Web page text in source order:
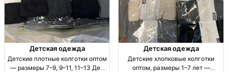
Детская одежда
Детские плотные колготки оптом
— размеры 7–9, 9–11, 11–13 Дет.
Детская одежда
Детские хлопковые колготки
оптом, размеры 1–7 лет —